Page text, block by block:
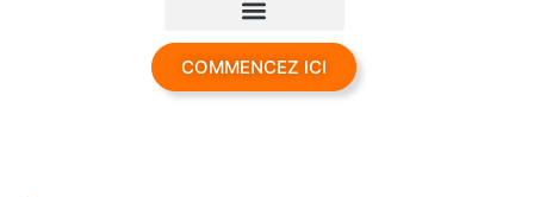
COMMENCEZ ICI